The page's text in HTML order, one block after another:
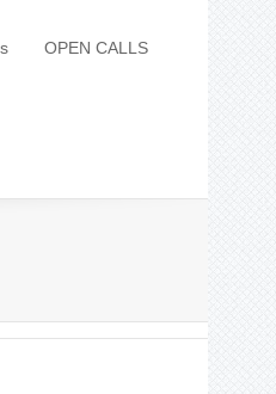
OPEN CALLS